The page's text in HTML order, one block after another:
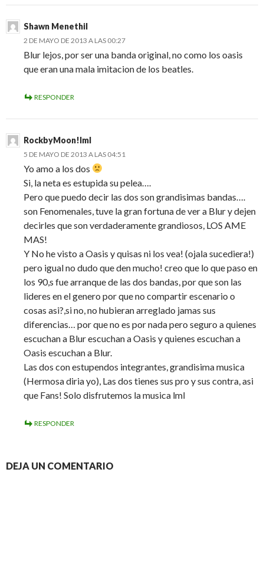
Shawn Menethil
2 DE MAYO DE 2013 A LAS 00:27
Blur lejos, por ser una banda original, no como los oasis
que eran una mala imitacion de los beatles.
RESPONDER
RockbyMoon!lml
5 DE MAYO DE 2013 A LAS 04:51
Yo amo a los dos
Si, la neta es estupida su pelea….
Pero que puedo decir las dos son grandisimas bandas….
son Fenomenales, tuve la gran fortuna de ver a Blur y dejen
decirles que son verdaderamente grandiosos, LOS AME
MAS!
Y No he visto a Oasis y quisas ni los vea! (ojala sucediera!)
pero igual no dudo que den mucho! creo que lo que paso en
los 90,s fue arranque de las dos bandas, por que son las
lideres en el genero por que no compartir escenario o
cosas asi?,si no, no hubieran arreglado jamas sus
diferencias… por que no es por nada pero seguro a quienes
escuchan a Blur escuchan a Oasis y quienes escuchan a
Oasis escuchan a Blur.
Las dos con estupendos integrantes, grandisima musica
(Hermosa diria yo), Las dos tienes sus pro y sus contra, asi
que Fans! Solo disfrutemos la musica lml
RESPONDER
DEJA UN COMENTARIO